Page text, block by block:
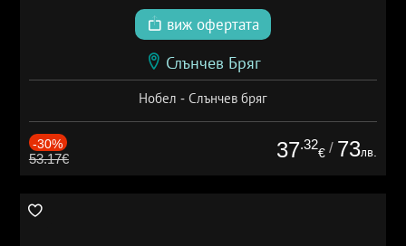
виж офертата
Слънчев Бряг
Нобел - Слънчев бряг
-30%
53.17€ 37.32
€ / 73лв.